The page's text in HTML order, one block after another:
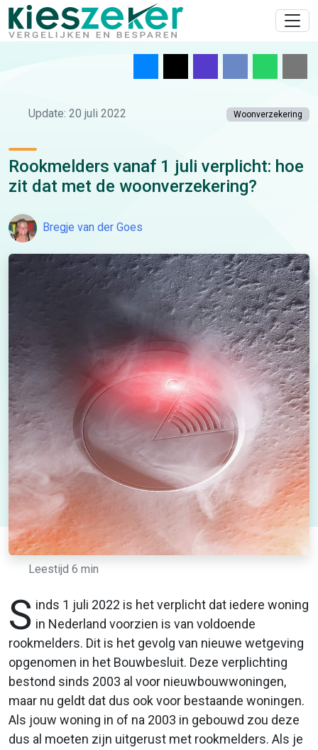
Update: 20 juli 2022 Woonverzekering
Rookmelders vanaf 1 juli verplicht: hoe
zit dat met de woonverzekering?
Bregje van der Goes
Leestijd 6 min
S inds 1 juli 2022 is het verplicht dat iedere woning
in Nederland voorzien is van voldoende
rookmelders. Dit is het gevolg van nieuwe wetgeving
opgenomen in het Bouwbesluit. Deze verplichting
bestond sinds 2003 al voor nieuwbouwwoningen,
maar nu geldt dat dus ook voor bestaande woningen.
Als jouw woning in of na 2003 in gebouwd zou deze
dus al moeten zijn uitgerust met rookmelders. Als je